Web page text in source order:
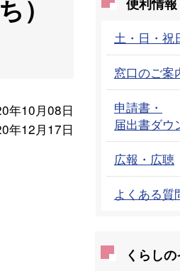
）
年10月08日
年12月17日
土・日・祝
窓口のご案
申請書・
届出書ダウ
広報・広聴
よくある質
くらし